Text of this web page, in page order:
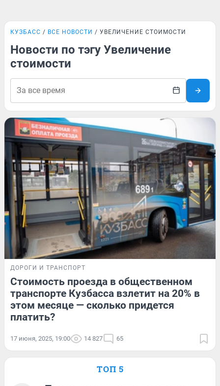
КУЗБАСС ВСЕ НОВОСТИ УВЕЛИЧЕНИЕ СТОИМОСТИ
Новости по тэгу Увеличение
стоимости
ДОРОГИ И ТРАНСПОРТ
Стоимость проезда в общественном
транспорте Кузбасса взлетит на 20% в
этом месяце — сколько придется
платить?
17 июня, 2025, 19:00 14 827 65
ТОП 5